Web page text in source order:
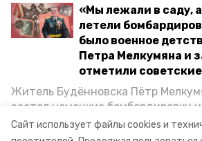
Сайт использует файлы cookies и
«Мы лежали в саду,
летели
было военное
Петра Мелкумяна и
отметили
Житель Будённовска Пётр
застал немецкие бомбардировки
под открытым небом, когда
дом. Чем запомнились эти дни,
Все новости